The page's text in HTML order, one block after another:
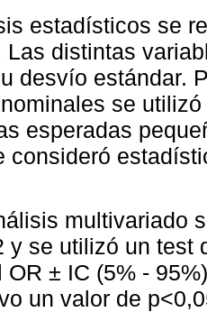
estadísticos se
Las distintas
desvío estándar.
se
esperadas
consideró
multivariado
y se utilizó un test
OR ± IC (5% -
un valor de